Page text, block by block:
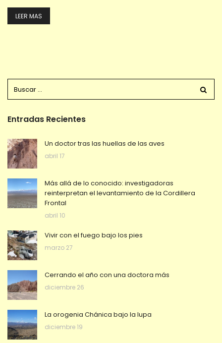
LEER MAS
Entradas Recientes
Un doctor tras las huellas de las aves
abril 17
Más allá de lo conocido: investigadoras
reinterpretan el levantamiento de la Cordillera
Frontal
abril 10
Vivir con el fuego bajo los pies
marzo 27
Cerrando el año con una doctora más
diciembre 26
La orogenia Chánica bajo la lupa
diciembre 19